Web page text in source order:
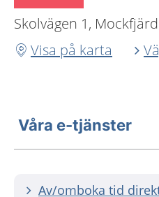
Skolvägen 1, Mockfjärd
Visa på karta
Våra e-tjänster
Av/omboka tid